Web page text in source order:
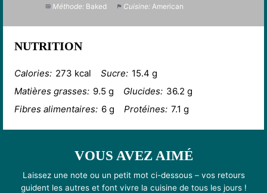
Méthode: Baked Cuisine: American
NUTRITION
Calories: 273 kcal Sucre: 15.4 g
Matières grasses: 9.5 g Glucides: 36.2 g
Fibres alimentaires: 6 g Protéines: 7.1 g
VOUS AVEZ AIMÉ
Laissez une note ou un petit mot ci-dessous – vos retours
guident les autres et font vivre la cuisine de tous les jours !